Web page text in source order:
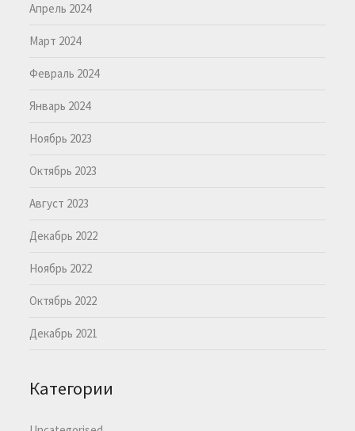
Апрель 2024
Март 2024
Февраль 2024
Январь 2024
Ноябрь 2023
Октябрь 2023
Август 2023
Декабрь 2022
Ноябрь 2022
Октябрь 2022
Декабрь 2021
Категории